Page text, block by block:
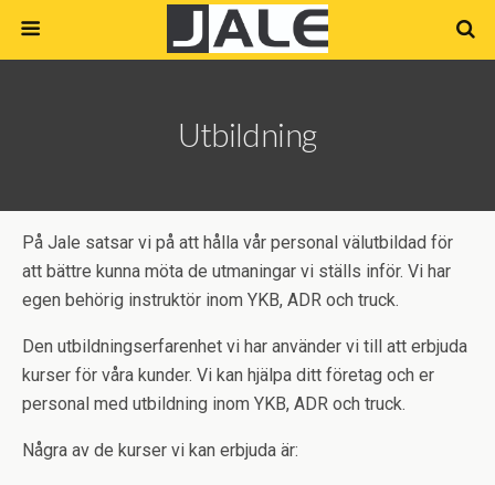
Utbildning
På Jale satsar vi på att hålla vår personal välutbildad för
att bättre kunna möta de utmaningar vi ställs inför. Vi har
egen behörig instruktör inom YKB, ADR och truck.
Den utbildningserfarenhet vi har använder vi till att erbjuda
kurser för våra kunder. Vi kan hjälpa ditt företag och er
personal med utbildning inom YKB, ADR och truck.
Några av de kurser vi kan erbjuda är: